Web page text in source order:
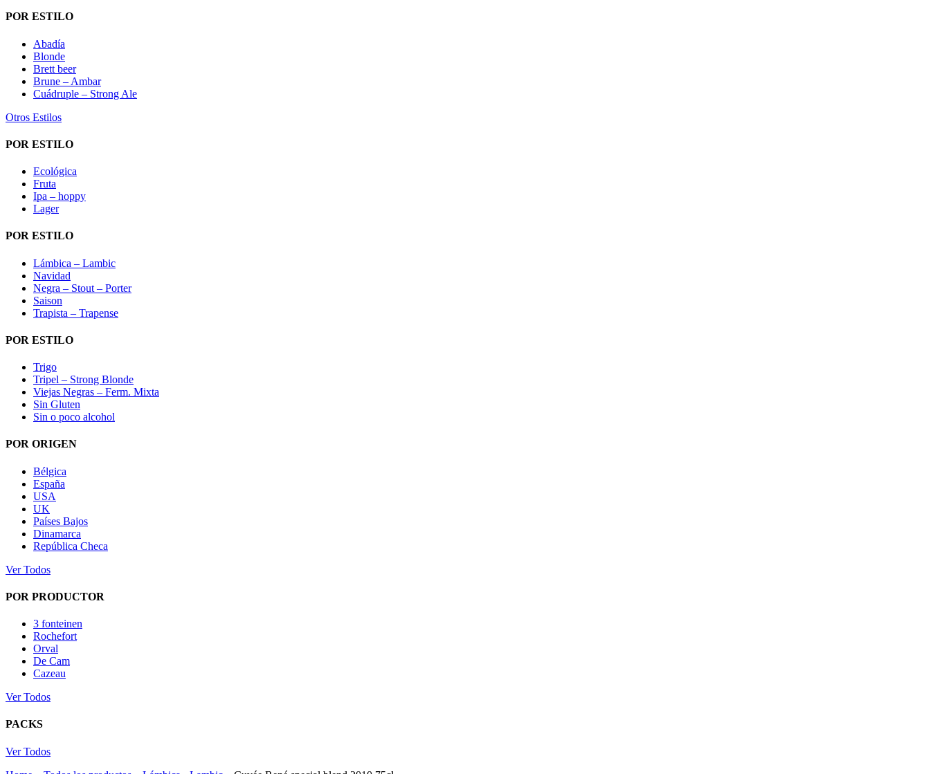
POR ESTILO
Abadía
Blonde
Brett beer
Brune – Ambar
Cuádruple – Strong Ale
Otros Estilos
POR ESTILO
Ecológica
Fruta
Ipa – hoppy
Lager
POR ESTILO
Lámbica – Lambic
Navidad
Negra – Stout – Porter
Saison
Trapista – Trapense
POR ESTILO
Trigo
Tripel – Strong Blonde
Viejas Negras – Ferm. Mixta
Sin Gluten
Sin o poco alcohol
POR ORIGEN
Bélgica
España
USA
UK
Países Bajos
Dinamarca
República Checa
Ver Todos
POR PRODUCTOR
3 fonteinen
Rochefort
Orval
De Cam
Cazeau
Ver Todos
PACKS
Ver Todos